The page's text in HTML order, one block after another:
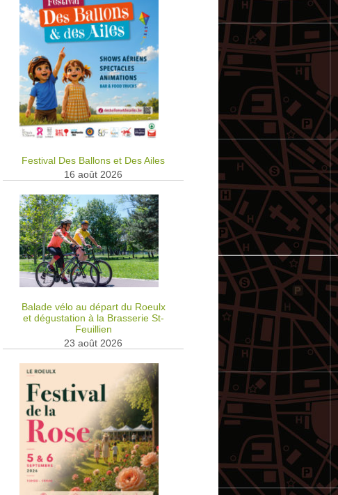
Festival Des Ballons et Des Ailes
16 août 2026
Balade vélo au départ du Roeulx
et dégustation à la Brasserie St-
Feuillien
23 août 2026